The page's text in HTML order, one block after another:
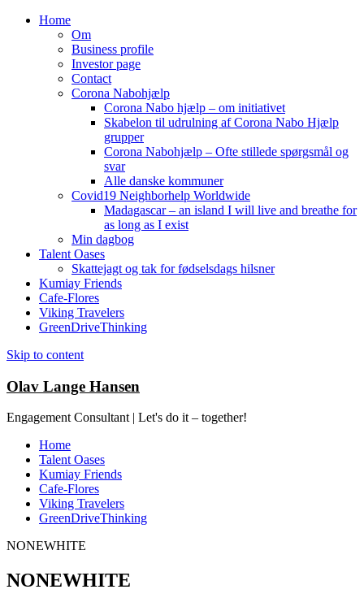
Home
Om
Business profile
Investor page
Contact
Corona Nabohjælp
Corona Nabo hjælp – om initiativet
Skabelon til udrulning af Corona Nabo Hjælp
grupper
Corona Nabohjælp – Ofte stillede spørgsmål og
svar
Alle danske kommuner
Covid19 Neighborhelp Worldwide
Madagascar – an island I will live and breathe for
as long as I exist
Min dagbog
Talent Oases
Skattejagt og tak for fødselsdags hilsner
Kumiay Friends
Cafe-Flores
Viking Travelers
GreenDriveThinking
Skip to content
Olav Lange Hansen
Engagement Consultant | Let's do it – together!
Home
Talent Oases
Kumiay Friends
Cafe-Flores
Viking Travelers
GreenDriveThinking
NONEWHITE
NONEWHITE